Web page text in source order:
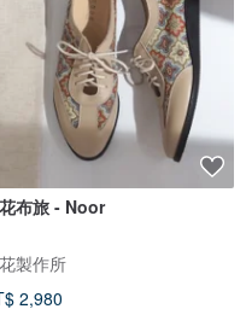
布旅 - Noor
製作所
2,980